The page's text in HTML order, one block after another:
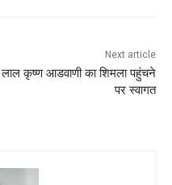
Next article
लाल कृष्ण आडवाणी का शिमला पहुंचने
पर स्वागत